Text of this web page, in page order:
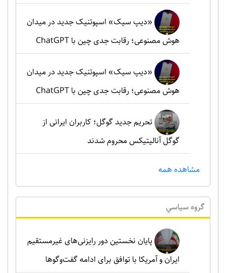
«دیپ سیک» اسپوتنیک جدید در میدان
هوش مصنوعی؛ رقابت جدی چین با ChatGPT
«دیپ سیک» اسپوتنیک جدید در میدان
هوش مصنوعی؛ رقابت جدی چین با ChatGPT
تحریم جدید گوگل؛ کاربران ایرانی از
گوگل آنالیتیکس محروم شدند
مشاهده همه
گروه سياسي
پایان نخستین دور رایزنی‌های غیرمستقیم
ایران و آمریکا با توافق برای ادامه گفت‌وگوها